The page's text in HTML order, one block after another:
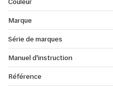
Marque
Série de marques
Manuel d'instruction
Référence